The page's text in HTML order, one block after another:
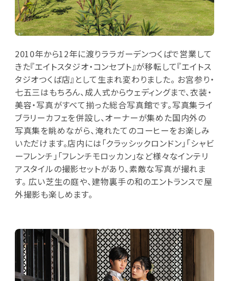
2010年から12年に渡りララガーデンつくばで営業して
きた『エイトスタジオ・コンセプト』が移転して『エイトス
タジオつくば店』として生まれ変わりました。 お宮参り・
七五三はもちろん、成人式からウェディングまで、衣装・
美容・写真がすべて揃った総合写真館です。写真集ライ
ブラリーカフェを併設し、オーナーが集めた国内外の
写真集を眺めながら、淹れたてのコーヒーをお楽しみ
いただけます。店内には「クラッシックロンドン」「シャビ
ーフレンチ」「フレンチモロッカン」など様々なインテリ
アスタイルの撮影セットがあり、素敵な写真が撮れま
す。 広い芝生の庭や、建物裏手の和のエントランスで屋
外撮影も楽しめます。